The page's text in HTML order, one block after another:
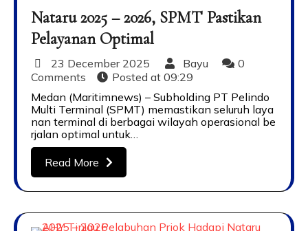
Nataru 2025 – 2026, SPMT Pastikan
Pelayanan Optimal
23 December 2025 Bayu
0
Comments
Posted at 09:29
Medan (Maritimnews) – Subholding PT Pelindo
Multi Terminal (SPMT) memastikan seluruh laya
nan terminal di berbagai wilayah operasional be
rjalan optimal untuk…
Read More